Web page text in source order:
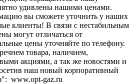
удивлены нашими ценами.
вы сможете уточнить у наших
клиенты! В связи с нестабильным
могут отличаться от
цены уточняйте по телефону.
товара, наличием,
акциями, а так же новостями и
наш новый корпоративный
www.opt-gaz.ru